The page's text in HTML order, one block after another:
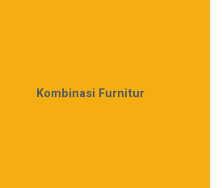
Kombinasi Furnitur